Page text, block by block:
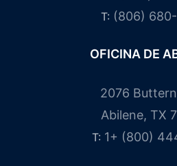
T: (806)
OFICINA DE
2076
Abilene, TX
T: 1+ (800)